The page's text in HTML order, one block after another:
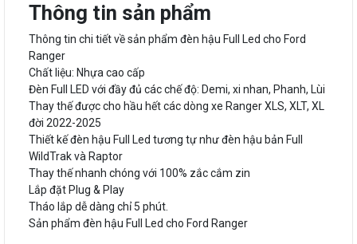
Thông tin sản phẩm
Thông tin chi tiết về sản phẩm đèn hậu Full Led cho Ford
Ranger
Chất liệu: Nhựa cao cấp
Đèn Full LED với đầy đủ các chế độ: Demi, xi nhan, Phanh, Lùi
Thay thế được cho hầu hết các dòng xe Ranger XLS, XLT, XL
đời 2022-2025
Thiết kế đèn hậu Full Led tương tự như đèn hậu bản Full
WildTrak và Raptor
Thay thế nhanh chóng với 100% zắc cắm zin
Lắp đặt Plug & Play
Tháo lắp dễ dàng chỉ 5 phút.
Sản phẩm đèn hậu Full Led cho Ford Ranger